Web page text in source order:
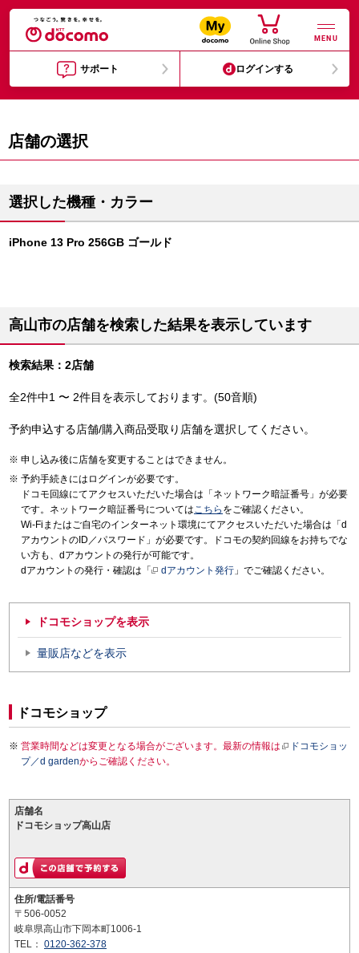
MENU
サポート ログインする
店舗の選択
選択した機種・カラー
iPhone 13 Pro 256GB ゴールド
高山市の店舗を検索した結果を表示しています
検索結果：2店舗
全2件中1 〜 2件目を表示しております。(50音順)
予約申込する店舗/購入商品受取り店舗を選択してください。
申し込み後に店舗を変更することはできません。
予約手続きにはログインが必要です。
ドコモ回線にてアクセスいただいた場合は「ネットワーク暗証番号」が必要
です。ネットワーク暗証番号についてはこちら をご確認ください。
Wi-Fiまたはご自宅のインターネット環境にてアクセスいただいた場合は「d
アカウントのID／パスワード」が必要です。ドコモの契約回線をお持ちでな
い方も、dアカウントの発行が可能です。
dアカウントの発行・確認は「
dアカウント発行 」でご確認ください。
ドコモショップを表示
量販店などを表示
ドコモショップ
営業時間などは変更となる場合がございます。最新の情報は
ドコモショッ
プ／d gardenからご確認ください。
店舗名
ドコモショップ高山店
住所/電話番号
〒506-0052
岐阜県高山市下岡本町1006-1
TEL： 0120-362-378